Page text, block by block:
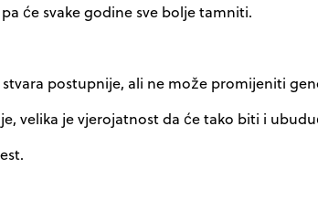
će svake godine sve bolje tamniti.
postupnije, ali ne može promijeniti
velika je vjerojatnost da će tako biti i